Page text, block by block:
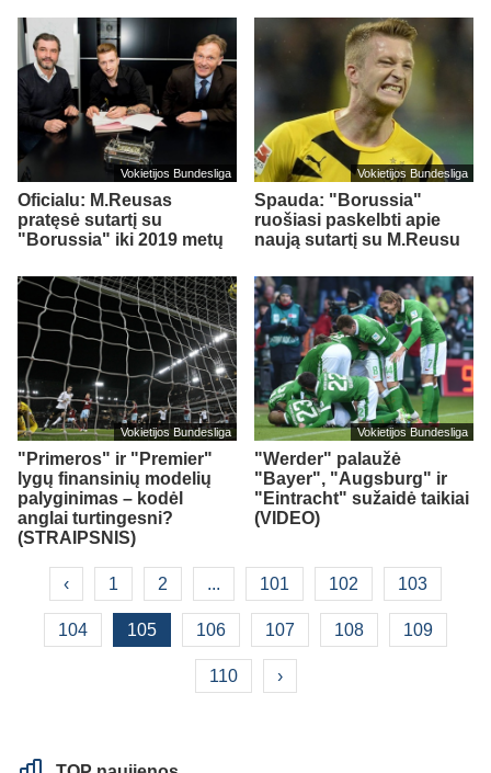
Vokietijos Bundesliga
Oficialu: M.Reusas
pratęsė sutartį su
"Borussia" iki 2019 metų
Vokietijos Bundesliga
Spauda: "Borussia"
ruošiasi paskelbti apie
naują sutartį su M.Reusu
Vokietijos Bundesliga
"Primeros" ir "Premier"
lygų finansinių modelių
palyginimas – kodėl
anglai turtingesni?
(STRAIPSNIS)
Vokietijos Bundesliga
"Werder" palaužė
"Bayer", "Augsburg" ir
"Eintracht" sužaidė taikiai
(VIDEO)
‹ 1 2 ... 101 102 103
104 105 106 107 108 109
110 ›